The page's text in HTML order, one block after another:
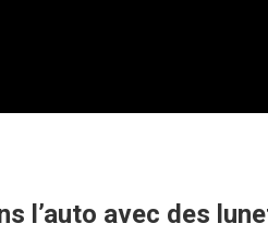
l’auto avec des